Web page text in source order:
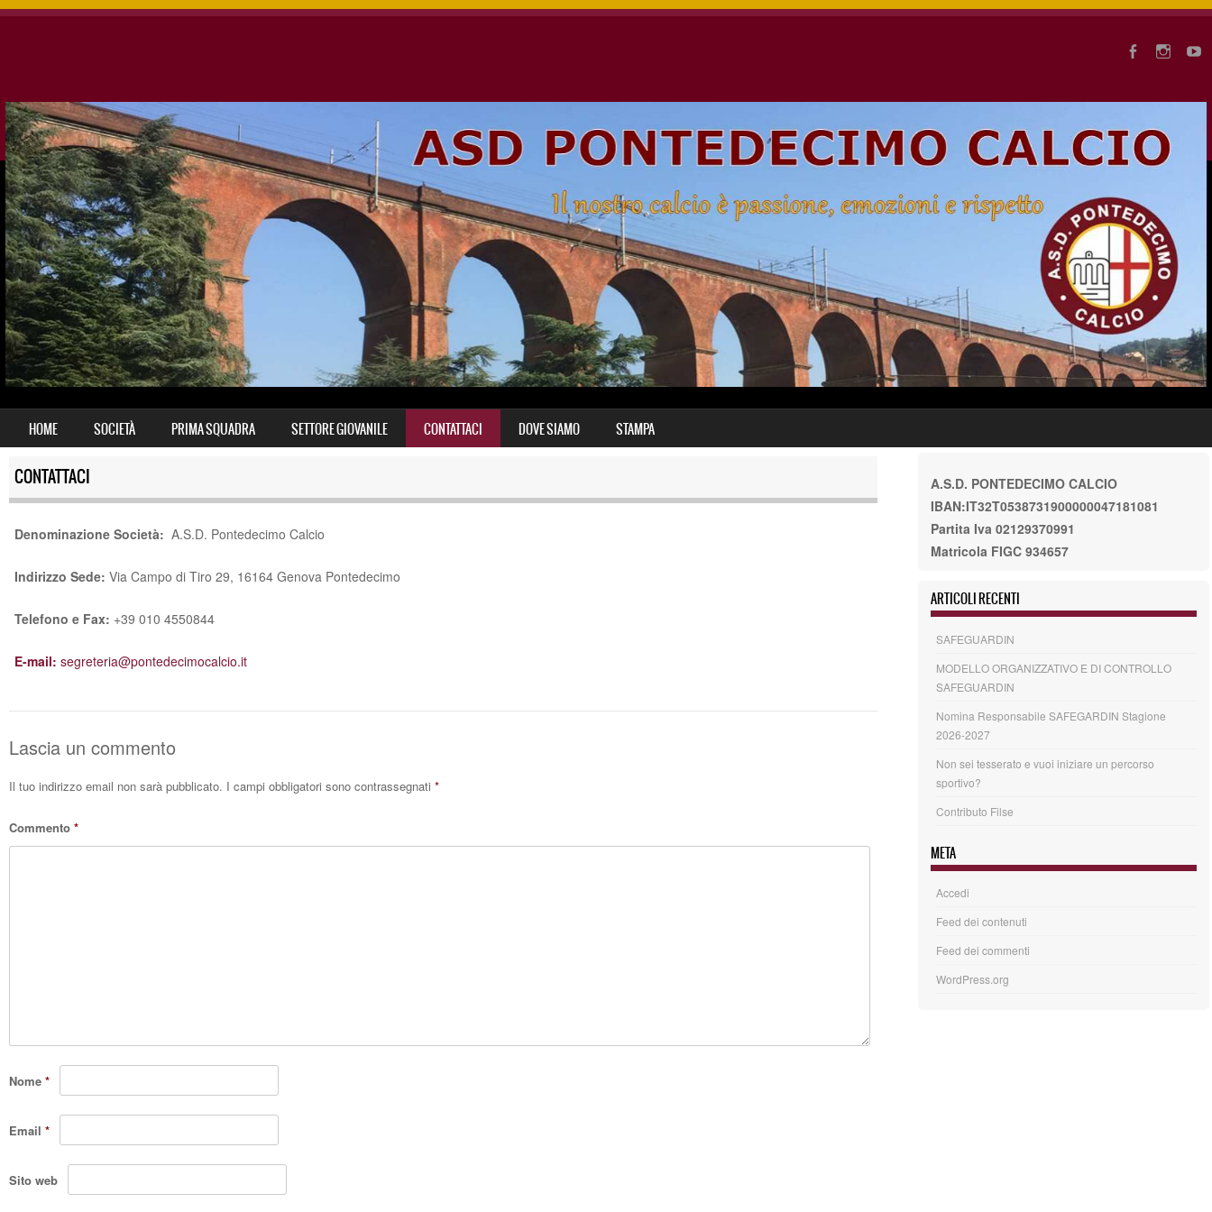
MENU
SKIP TO CONTENT
HOME SOCIETÀ PRIMA SQUADRA SETTORE GIOVANILE CONTATTACI DOVE SIAMO STAMPA
CONTATTACI
Denominazione Società: A.S.D. Pontedecimo Calcio
Indirizzo Sede: Via Campo di Tiro 29, 16164 Genova Pontedecimo
Telefono e Fax: +39 010 4550844
E-mail: segreteria@pontedecimocalcio.it
Lascia un commento
Il tuo indirizzo email non sarà pubblicato. I campi obbligatori sono contrassegnati *
Commento *
Nome *
Email *
Sito web
A.S.D. PONTEDECIMO CALCIO
IBAN:IT32T0538731900000047181081
Partita Iva 02129370991
Matricola FIGC 934657
ARTICOLI RECENTI
SAFEGUARDIN
MODELLO ORGANIZZATIVO E DI CONTROLLO
SAFEGUARDIN
Nomina Responsabile SAFEGARDIN Stagione
2026-2027
Non sei tesserato e vuoi iniziare un percorso
sportivo?
Contributo Filse
META
Accedi
Feed dei contenuti
Feed dei commenti
WordPress.org